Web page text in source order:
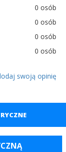
0 osób
0 osób
0 osób
0 osób
swoją opinię